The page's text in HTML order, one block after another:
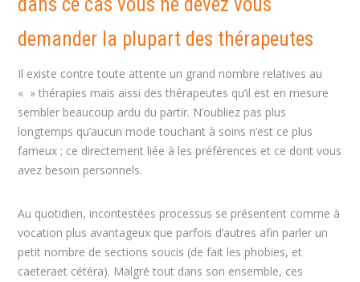
demander la plupart des thérapeutes
Il existe contre toute attente un grand nombre relatives au
« » thérapies mais aissi des thérapeutes qu’il est en mesure
sembler beaucoup ardu du partir. N’oubliez pas plus
longtemps qu’aucun mode touchant à soins n’est ce plus
fameux ; ce directement liée à les préférences et ce dont vous
avez besoin personnels.
Au quotidien, incontestées processus se présentent comme à
vocation plus avantageux que parfois d’autres afin parler un
petit nombre de sections soucis (de fait les phobies, et
caeteraet cétéra). Malgré tout dans son ensemble, ces